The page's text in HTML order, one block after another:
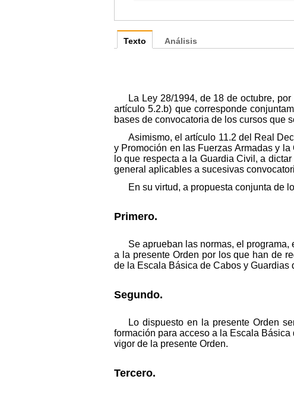
Texto
La Ley 28/1994, de 18 de octubre,
artículo 5.2.b) que corresponde
bases de convocatoria de los cursos que
Asimismo, el artículo 11.2 del Real
y Promoción en las Fuerzas Armadas y
lo que respecta a la Guardia Civil, a
general aplicables a sucesivas
En su virtud, a propuesta conjunta de
Primero.
Se aprueban las normas, el
a la presente Orden por los que han de
de la Escala Básica de Cabos y Guardias
Segundo.
Lo dispuesto en la presente Orden
formación para acceso a la Escala
vigor de la presente Orden.
Tercero.
Análisis